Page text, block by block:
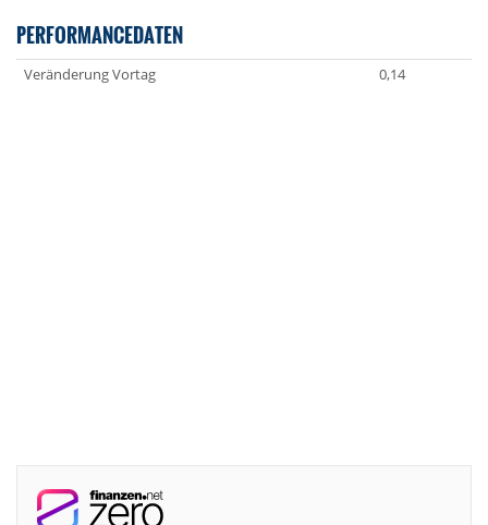
PERFORMANCEDATEN
Veränderung Vortag 0,14